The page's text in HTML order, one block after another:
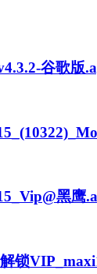
谷歌版
黑鹰
锁